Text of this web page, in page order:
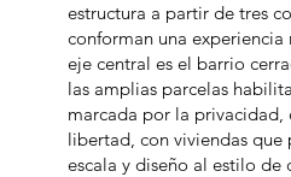
estructura a partir de tres
conforman una
eje central es el barrio
las amplias parcelas
marcada por la privacidad,
libertad, con viviendas que
escala y diseño al estilo de